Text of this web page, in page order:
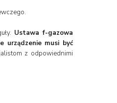
Ustawa f-gazowa
urządzenie musi być
z odpowiednimi